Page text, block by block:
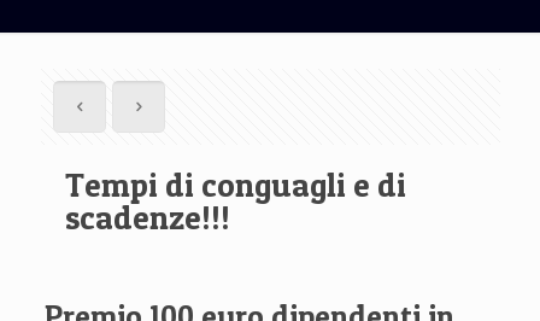
Tempi di conguagli e di
scadenze!!!